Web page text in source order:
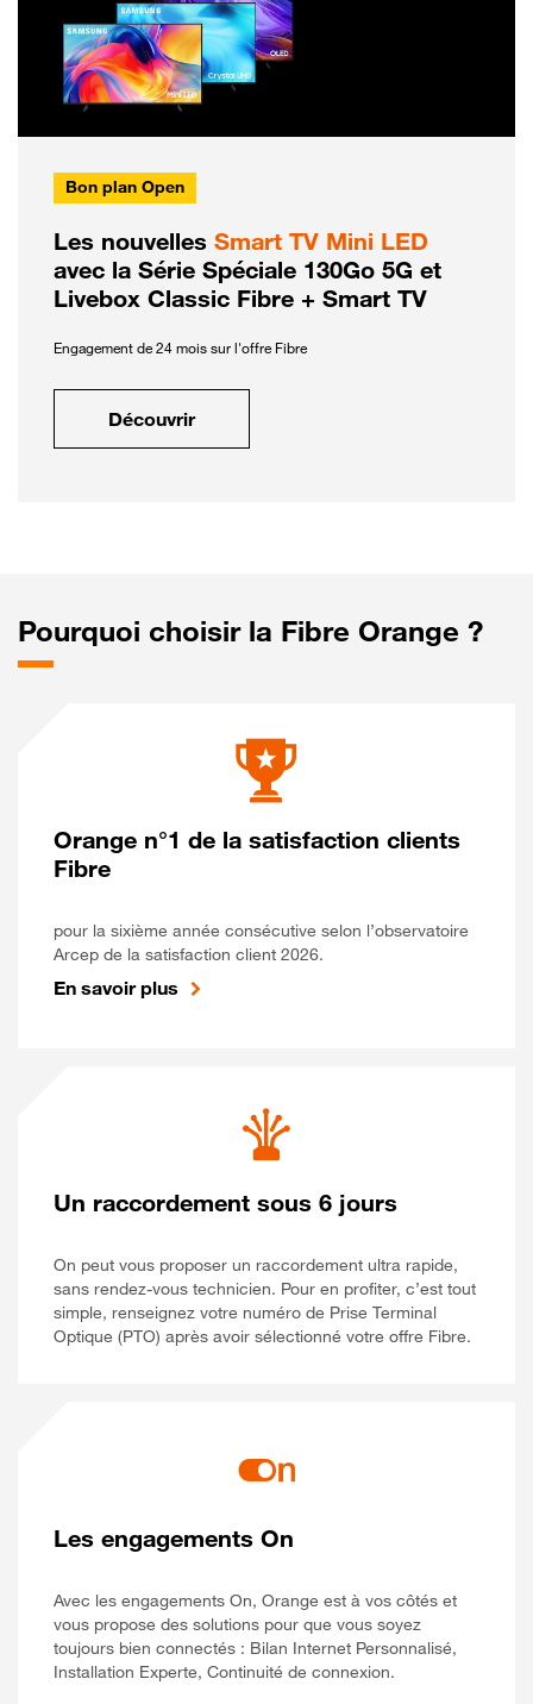
Bon plan Open
Les nouvelles Smart TV Mini LED
avec la Série Spéciale 130Go 5G et
Livebox Classic Fibre + Smart TV
Engagement de 24 mois sur l'offre Fibre
Découvrir
Pourquoi choisir la Fibre Orange ?
Orange n°1 de la satisfaction clients
Fibre
pour la sixième année consécutive selon l’observatoire
Arcep de la satisfaction client 2026.
En savoir plus
Un raccordement sous 6 jours
On peut vous proposer un raccordement ultra rapide,
sans rendez-vous technicien. Pour en profiter, c’est tout
simple, renseignez votre numéro de Prise Terminal
Optique (PTO) après avoir sélectionné votre offre Fibre.
Les engagements On
Avec les engagements On, Orange est à vos côtés et
vous propose des solutions pour que vous soyez
toujours bien connectés : Bilan Internet Personnalisé,
Installation Experte, Continuité de connexion.